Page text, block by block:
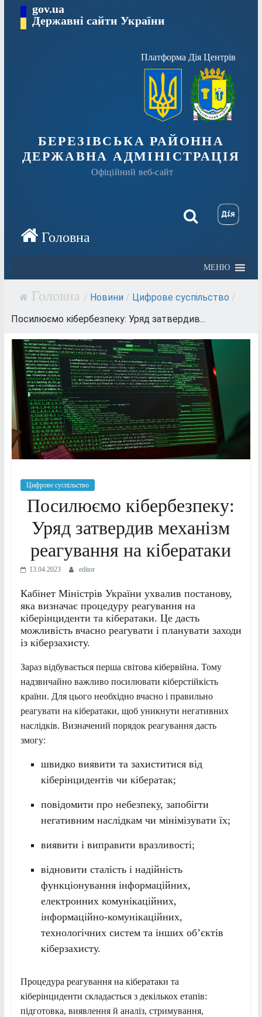
Перейтиgov.ua
Державні сайти України
Платформа Дія Центрів
БЕРЕЗІВСЬКА РАЙОННА
ДЕРЖАВНА АДМІНІСТРАЦІЯ
Офіційний веб-сайт
МЕНЮ
/ Новини / Цифрове суспільство /
Посилюємо кібербезпеку: Уряд затвердив...
Цифрове суспільство
Посилюємо кібербезпеку:
Уряд затвердив механізм
реагування на кібератаки
13.04.2023 editor
Кабінет Міністрів України ухвалив постанову,
яка визначає процедуру реагування на
кіберінциденти та кібератаки. Це дасть
можливість вчасно реагувати і планувати заходи
із кіберзахисту.
Зараз відбувається перша світова кібервійна. Тому
надзвичайно важливо посилювати кіберстійкість
країни. Для цього необхідно вчасно і правильно
реагувати на кібератаки, щоб уникнути негативних
наслідків. Визначений порядок реагування дасть
змогу:
швидко виявити та захиститися від
кіберінцидентів чи кібератак;
повідомити про небезпеку, запобігти
негативним наслідкам чи мінімізувати їх;
виявити і виправити вразливості;
відновити сталість і надійність
функціонування інформаційних,
електронних комунікаційних,
інформаційно-комунікаційних,
технологічних систем та інших об’єктів
кіберзахисту.
Процедура реагування на кібератаки та
кіберінциденти складається з декількох етапів:
підготовка, виявлення й аналіз, стримування,